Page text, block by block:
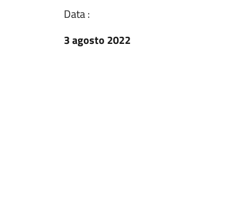
Data :
3 agosto 2022